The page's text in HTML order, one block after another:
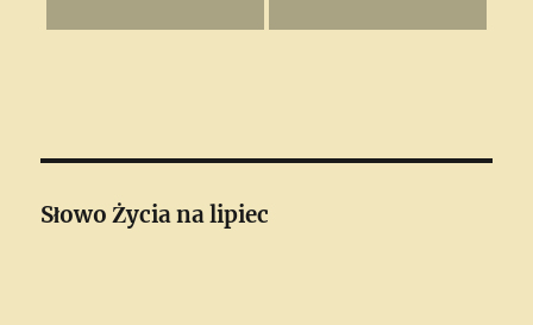
Słowo Życiana lipiec